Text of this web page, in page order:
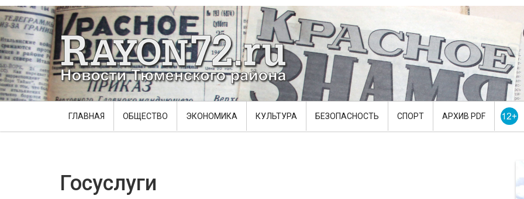
ГЛАВНАЯ ОБЩЕСТВО ЭКОНОМИКА КУЛЬТУРА БЕЗОПАСНОСТЬ СПОРТ АРХИВ PDF
Госуслуги